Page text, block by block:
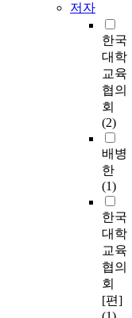
저자
한국
대학
교육
협의
회
(2)
배병
한
(1)
한국
대학
교육
협의
회
[편]